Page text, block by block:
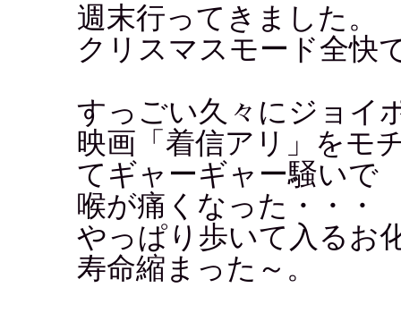
週末行ってきました。
クリスマスモード全快
すっごい久々にジョイ
映画「着信アリ」をモ
てギャーギャー騒いで
喉が痛くなった・・・
やっぱり歩いて入るお
寿命縮まった～。